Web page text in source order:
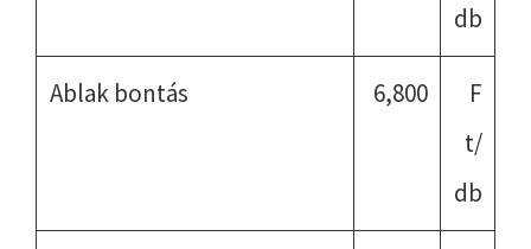
db
Ablak bontás 6,800
F
t/
db